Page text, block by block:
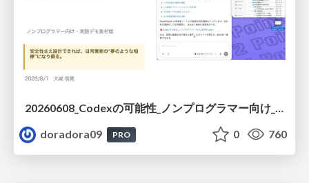
20260608_Codexの可能性_ノンプログラマー向け_大城追記
doradora09
PRO 0 760